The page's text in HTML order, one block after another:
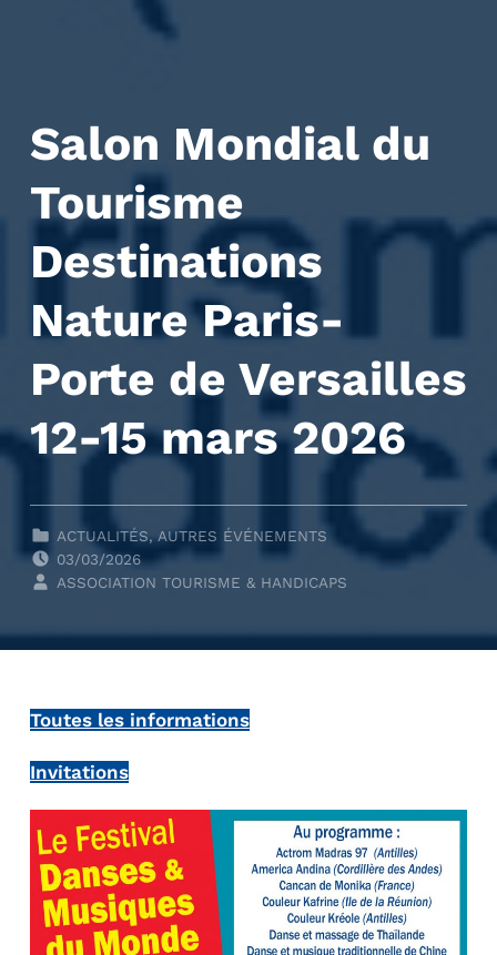
Salon Mondial du
Tourisme
Destinations
Nature Paris-
Porte de Versailles
12-15 mars 2026
ACTUALITÉS, AUTRES ÉVÉNEMENTS
POSTED ON:
03/03/2026
WRITTEN BY:
ASSOCIATION TOURISME & HANDICAPS
Toutes les informations
Invitations